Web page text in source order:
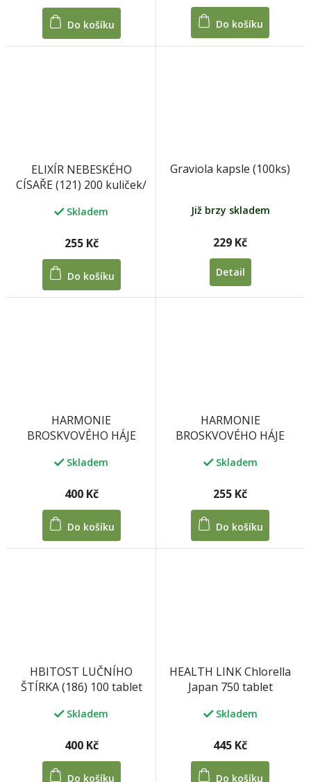
Do košíku Do košíku
ELIXÍR NEBESKÉHO
CÍSAŘE (121) 200 kuliček/
Skladem
255 Kč
Do košíku
Graviola kapsle (100ks)
Již brzy skladem
229 Kč
Detail
HARMONIE
BROSKVOVÉHO HÁJE
Skladem
400 Kč
Do košíku
HARMONIE
BROSKVOVÉHO HÁJE
tablet 33 g
Skladem
255 Kč
Do košíku
HBITOST LUČNÍHO
ŠTÍRKA (186) 100 tablet
Skladem
400 Kč
Do košíku
HEALTH LINK Chlorella
Japan 750 tablet
Skladem
445 Kč
Do košíku